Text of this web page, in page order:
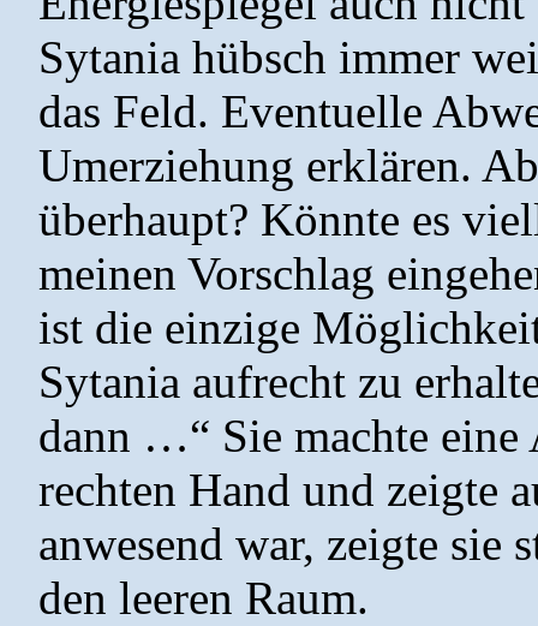
Sytania hübsch immer
das Feld. Eventuelle
Umerziehung erklären.
überhaupt? Könnte es
meinen Vorschlag
ist die einzige
Sytania aufrecht zu
dann …“ Sie machte
rechten Hand und zeigte
anwesend war, zeigte sie
den leeren Raum.